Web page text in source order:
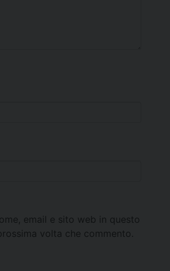
email e sito web in questo
volta che commento.